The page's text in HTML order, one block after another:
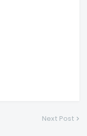
Next Post